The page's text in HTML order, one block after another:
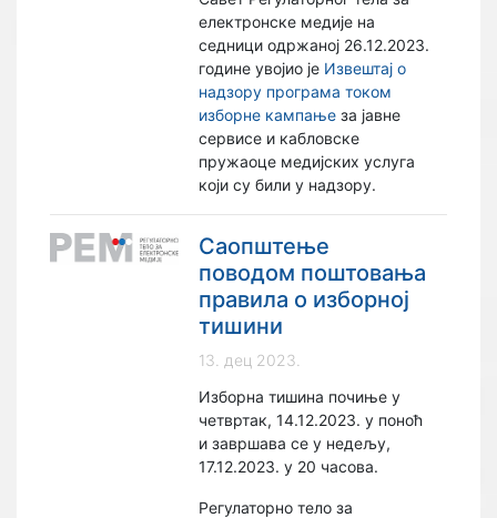
електронске медије на
седници одржаној 26.12.2023.
године увојио је Извештај о
надзору програма током
изборне кампање за јавне
сервисе и кабловске
пружаоце медијских услуга
који су били у надзору.
Саопштење
поводом поштовања
правила о изборној
тишини
13. дец 2023.
Изборна тишина почиње у
четвртак, 14.12.2023. у поноћ
и завршава се у недељу,
17.12.2023. у 20 часова.
Регулаторно тело за